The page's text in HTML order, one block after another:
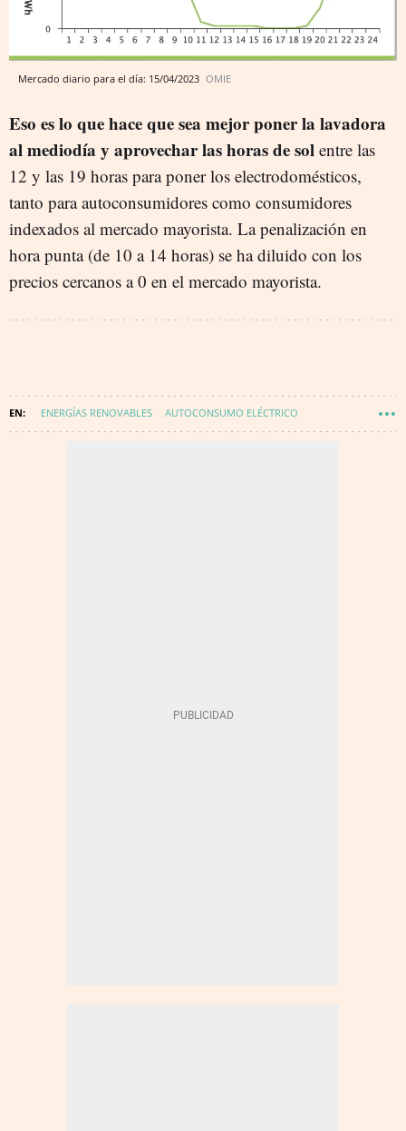
Mercado diario para el día: 15/04/2023 OMIE
Eso es lo que hace que sea mejor poner la lavadora
al mediodía y aprovechar las horas de sol entre las
12 y las 19 horas para poner los electrodomésticos,
tanto para autoconsumidores como consumidores
indexados al mercado mayorista. La penalización en
hora punta (de 10 a 14 horas) se ha diluido con los
precios cercanos a 0 en el mercado mayorista.
ENERGÍAS RENOVABLES AUTOCONSUMO ELÉCTRICO